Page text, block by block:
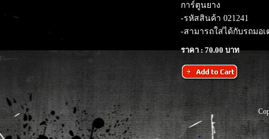
การ์ตูนยาง
-รหัสสินค้า 021241
-สามารถใส่ได้กับรถมอ
ราคา : 70.00 บาท